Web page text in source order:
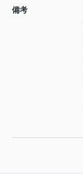
備考